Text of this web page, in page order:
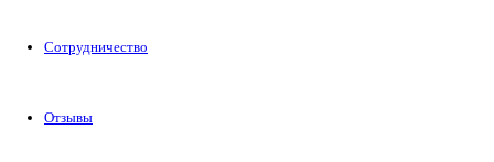
Сотрудничество
Отзывы